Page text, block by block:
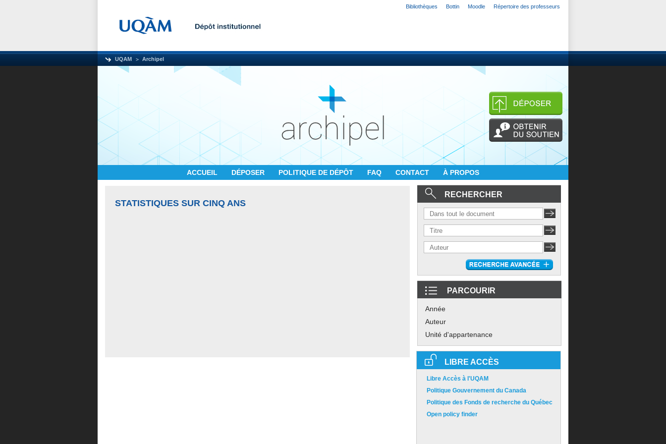
Bibliothèques Bottin Moodle Répertoire des professeurs
UQAM Archipel
ACCUEIL DÉPOSER POLITIQUE DE DÉPÔT FAQ CONTACT À PROPOS
STATISTIQUES SUR CINQ ANS
RECHERCHER
PARCOURIR
Année
Auteur
Unité d'appartenance
LIBRE ACCÈS
Libre Accès à l'UQAM
Politique Gouvernement du Canada
Politique des Fonds de recherche du Québec
Open policy finder